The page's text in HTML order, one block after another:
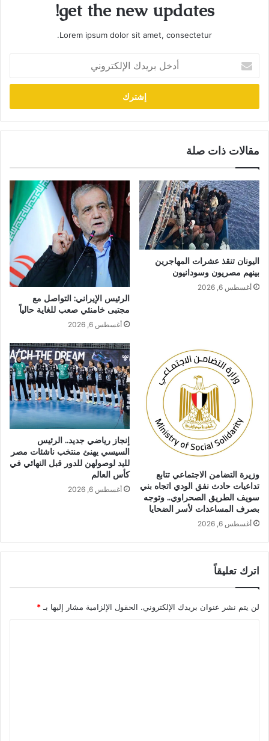
get the new updates!
Lorem ipsum dolor sit amet, consectetur.
بريدك
الإلكتروني
مقالات ذات صلة
اليونان تنقذ عشرات المهاجرين
بينهم مصريون وسودانيون
أغسطس 6, 2026
الرئيس الإيراني: التواصل مع
مجتبى خامنئي صعب للغاية حالياً
أغسطس 6, 2026
وزيرة التضامن الاجتماعي تتابع
تداعيات حادث نفق الودي اتجاه بني
سويف الطريق الصحراوي.. وتوجه
بصرف المساعدات لأسر الضحايا
أغسطس 6, 2026
إنجاز رياضي جديد.. الرئيس
السيسي يهنئ منتخب ناشئات مصر
لليد لوصولهن للدور قبل النهائي في
كأس العالم
أغسطس 6, 2026
اترك تعليقاً
لن يتم نشر عنوان بريدك الإلكتروني. الحقول الإلزامية مشار إليها بـ *